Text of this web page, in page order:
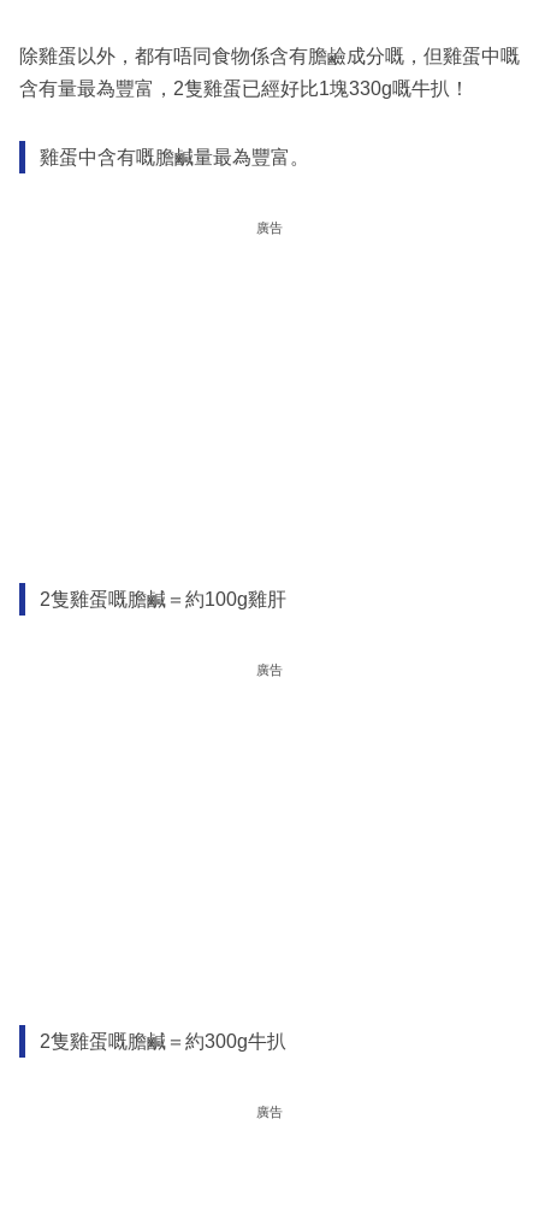
除雞蛋以外，都有唔同食物係含有膽鹼成分嘅，但雞蛋中嘅
含有量最為豐富，2隻雞蛋已經好比1塊330g嘅牛扒！
雞蛋中含有嘅膽鹹量最為豐富。
廣告
2隻雞蛋嘅膽鹹＝約100g雞肝
廣告
2隻雞蛋嘅膽鹹＝約300g牛扒
廣告